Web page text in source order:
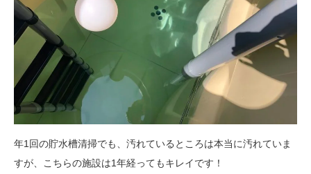
年1回の貯水槽清掃でも、汚れているところは本当に汚れていま
すが、こちらの施設は1年経ってもキレイです！